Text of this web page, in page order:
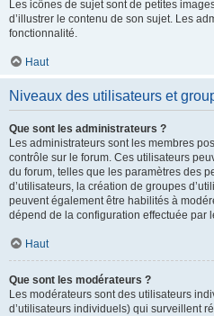
Les icônes de sujet sont de petites
d’illustrer le contenu de son sujet. Les
fonctionnalité.
Haut
Niveaux des utilisateurs et
Que sont les administrateurs ?
Les administrateurs sont les membres
contrôle sur le forum. Ces utilisateurs
du forum, telles que les paramètres des
d’utilisateurs, la création de groupes
peuvent également être habilités à
dépend de la configuration effectuée par
Haut
Que sont les modérateurs ?
Les modérateurs sont des utilisateurs
d’utilisateurs individuels) qui surveillent